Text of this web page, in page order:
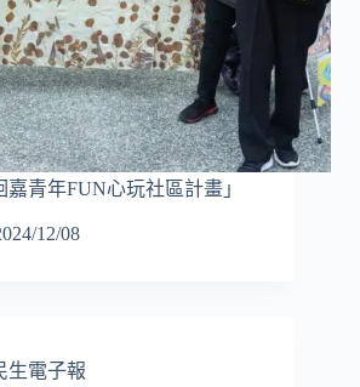
青年FUN心玩社區計畫」
12/08
生電子報